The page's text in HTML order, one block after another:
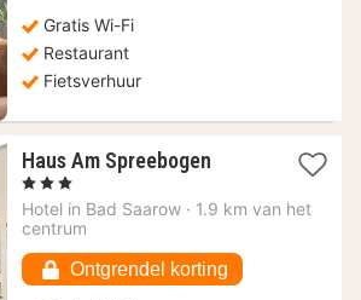
Gratis Wi-Fi
Restaurant
Fietsverhuur
Haus Am Spreebogen1
vanaf
, 3 Sterren
Hotel in Bad Saarow · 1.9 km van het
centrum
Ontgrendel korting